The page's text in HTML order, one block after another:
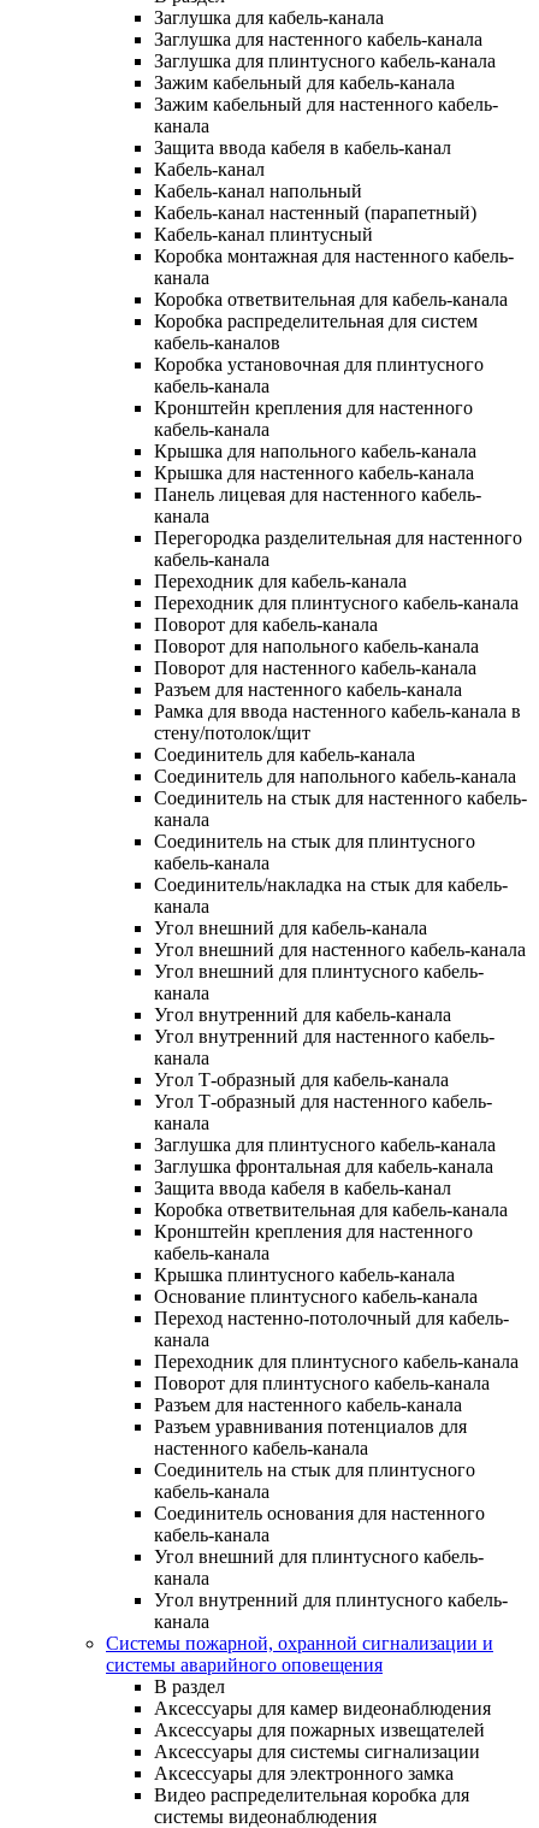
Заглушка для кабель-канала
Заглушка для настенного кабель-канала
Заглушка для плинтусного кабель-канала
Зажим кабельный для кабель-канала
Зажим кабельный для настенного кабель-
канала
Защита ввода кабеля в кабель-канал
Кабель-канал
Кабель-канал напольный
Кабель-канал настенный (парапетный)
Кабель-канал плинтусный
Коробка монтажная для настенного кабель-
канала
Коробка ответвительная для кабель-канала
Коробка распределительная для систем
кабель-каналов
Коробка установочная для плинтусного
кабель-канала
Кронштейн крепления для настенного
кабель-канала
Крышка для напольного кабель-канала
Крышка для настенного кабель-канала
Панель лицевая для настенного кабель-
канала
Перегородка разделительная для настенного
кабель-канала
Переходник для кабель-канала
Переходник для плинтусного кабель-канала
Поворот для кабель-канала
Поворот для напольного кабель-канала
Поворот для настенного кабель-канала
Разъем для настенного кабель-канала
Рамка для ввода настенного кабель-канала в
стену/потолок/щит
Соединитель для кабель-канала
Соединитель для напольного кабель-канала
Соединитель на стык для настенного кабель-
канала
Соединитель на стык для плинтусного
кабель-канала
Соединитель/накладка на стык для кабель-
канала
Угол внешний для кабель-канала
Угол внешний для настенного кабель-канала
Угол внешний для плинтусного кабель-
канала
Угол внутренний для кабель-канала
Угол внутренний для настенного кабель-
канала
Угол Т-образный для кабель-канала
Угол Т-образный для настенного кабель-
канала
Заглушка для плинтусного кабель-канала
Заглушка фронтальная для кабель-канала
Защита ввода кабеля в кабель-канал
Коробка ответвительная для кабель-канала
Кронштейн крепления для настенного
кабель-канала
Крышка плинтусного кабель-канала
Основание плинтусного кабель-канала
Переход настенно-потолочный для кабель-
канала
Переходник для плинтусного кабель-канала
Поворот для плинтусного кабель-канала
Разъем для настенного кабель-канала
Разъем уравнивания потенциалов для
настенного кабель-канала
Соединитель на стык для плинтусного
кабель-канала
Соединитель основания для настенного
кабель-канала
Угол внешний для плинтусного кабель-
канала
Угол внутренний для плинтусного кабель-
канала
Системы пожарной, охранной сигнализации и
системы аварийного оповещения
В раздел
Аксессуары для камер видеонаблюдения
Аксессуары для пожарных извещателей
Аксессуары для системы сигнализации
Аксессуары для электронного замка
Видео распределительная коробка для
системы видеонаблюдения